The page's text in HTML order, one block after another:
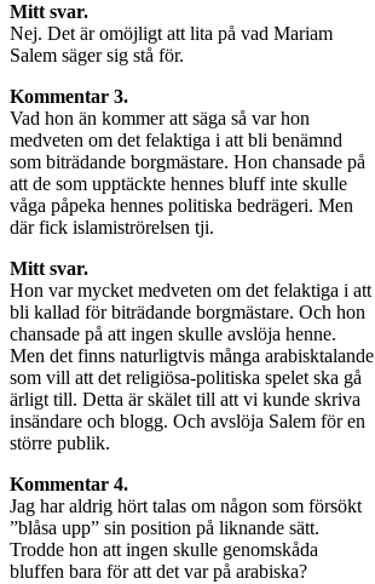
Mitt svar.
Nej. Det är omöjligt att lita på vad Mariam
Salem säger sig stå för.
Kommentar 3.
Vad hon än kommer att säga så var hon
medveten om det felaktiga i att bli benämnd
som biträdande borgmästare. Hon chansade på
att de som upptäckte hennes bluff inte skulle
våga påpeka hennes politiska bedrägeri. Men
där fick islamiströrelsen tji.
Mitt svar.
Hon var mycket medveten om det felaktiga i att
bli kallad för biträdande borgmästare. Och hon
chansade på att ingen skulle avslöja henne.
Men det finns naturligtvis många arabisktalande
som vill att det religiösa-politiska spelet ska gå
ärligt till. Detta är skälet till att vi kunde skriva
insändare och blogg. Och avslöja Salem för en
större publik.
Kommentar 4.
Jag har aldrig hört talas om någon som försökt
”blåsa upp” sin position på liknande sätt.
Trodde hon att ingen skulle genomskåda
bluffen bara för att det var på arabiska?